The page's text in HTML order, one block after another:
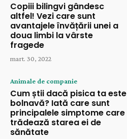
Copiii bilingvi gândesc
altfel! Vezi care sunt
avantajele învățării unei a
doua limbi la vârste
fragede
mart. 30, 2022
Animale de companie
Cum știi dacă pisica ta este
bolnavă? Iată care sunt
principalele simptome care
trădează starea ei de
sănătate